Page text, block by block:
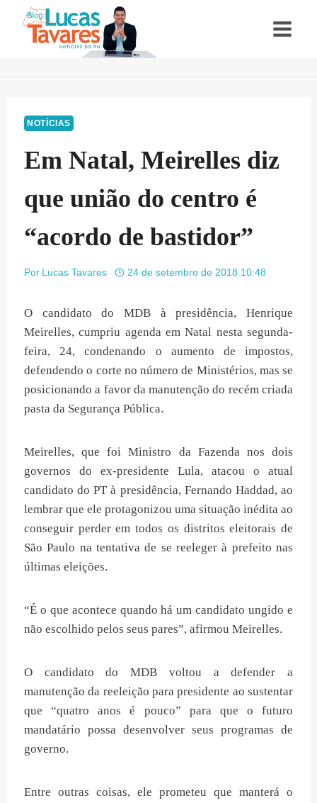
NOTÍCIAS
Em Natal, Meirelles diz
que união do centro é
“acordo de bastidor”
Por Lucas Tavares 24 de setembro de 2018 10:48
O candidato do MDB à presidência, Henrique
Meirelles, cumpriu agenda em Natal nesta segunda-
feira, 24, condenando o aumento de impostos,
defendendo o corte no número de Ministérios, mas se
posicionando a favor da manutenção do recém criada
pasta da Segurança Pública.
Meirelles, que foi Ministro da Fazenda nos dois
governos do ex-presidente Lula, atacou o atual
candidato do PT à presidência, Fernando Haddad, ao
lembrar que ele protagonizou uma situação inédita ao
conseguir perder em todos os distritos eleitorais de
São Paulo na tentativa de se reeleger à prefeito nas
últimas eleições.
“É o que acontece quando há um candidato ungido e
não escolhido pelos seus pares”, afirmou Meirelles.
O candidato do MDB voltou a defender a
manutenção da reeleição para presidente ao sustentar
que “quatro anos é pouco” para que o futuro
mandatário possa desenvolver seus programas de
governo.
Entre outras coisas, ele prometeu que manterá o